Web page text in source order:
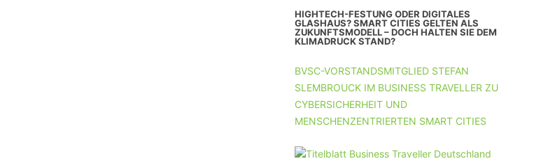
UNTERNEHMEN MIT 11-50 MA
HIGHTECH-FESTUNG ODER DIGITALES
GLASHAUS? SMART CITIES GELTEN ALS
ZUKUNFTSMODELL – DOCH HALTEN SIE DEM
KLIMADRUCK STAND?
BVSC-VORSTANDSMITGLIED STEFAN
SLEMBROUCK IM BUSINESS TRAVELLER ZU
CYBERSICHERHEIT UND
MENSCHENZENTRIERTEN SMART CITIES